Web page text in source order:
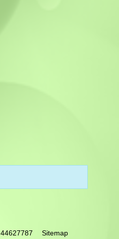
44627787 Sitemap